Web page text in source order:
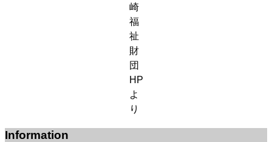
崎
福
祉
財
団
HP
よ
り
Information